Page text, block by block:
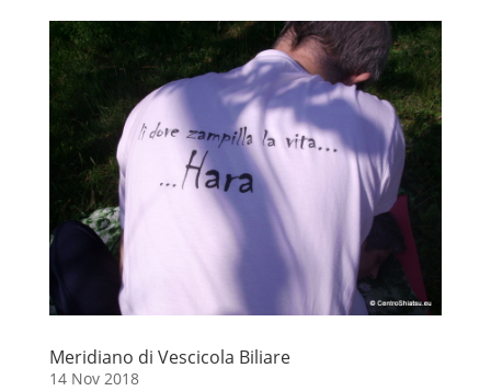
Meridiano di Vescicola Biliare
14 Nov 2018